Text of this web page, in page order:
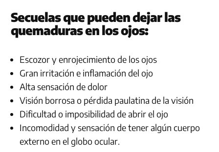
Secuelas que pueden dejar las
quemaduras en los ojos:
Escozor y enrojecimiento de los ojos
Gran irritación e inflamación del ojo
Alta sensación de dolor
Visión borrosa o pérdida paulatina de la visión
Dificultad o imposibilidad de abrir el ojo
Incomodidad y sensación de tener algún cuerpo
externo en el globo ocular.